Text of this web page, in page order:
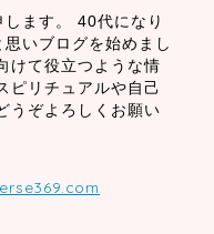
ます。 40代になり
いブログを始めまし
けて役立つような情
ピリチュアルや自己
よろしくお願い